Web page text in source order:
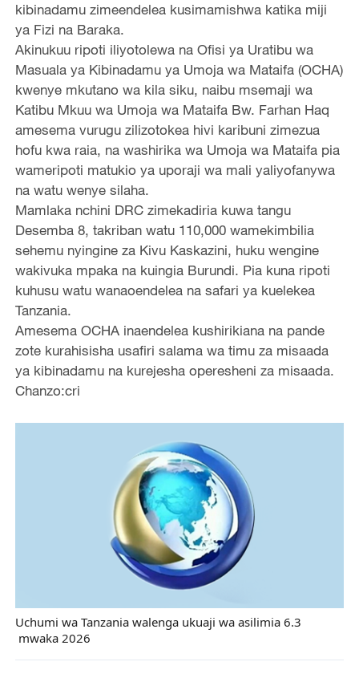
kibinadamu zimeendelea kusimamishwa katika miji
ya Fizi na Baraka.
Akinukuu ripoti iliyotolewa na Ofisi ya Uratibu wa
Masuala ya Kibinadamu ya Umoja wa Mataifa (OCHA)
kwenye mkutano wa kila siku, naibu msemaji wa
Katibu Mkuu wa Umoja wa Mataifa Bw. Farhan Haq
amesema vurugu zilizotokea hivi karibuni zimezua
hofu kwa raia, na washirika wa Umoja wa Mataifa pia
wameripoti matukio ya uporaji wa mali yaliyofanywa
na watu wenye silaha.
Mamlaka nchini DRC zimekadiria kuwa tangu
Desemba 8, takriban watu 110,000 wamekimbilia
sehemu nyingine za Kivu Kaskazini, huku wengine
wakivuka mpaka na kuingia Burundi. Pia kuna ripoti
kuhusu watu wanaoendelea na safari ya kuelekea
Tanzania.
Amesema OCHA inaendelea kushirikiana na pande
zote kurahisisha usafiri salama wa timu za misaada
ya kibinadamu na kurejesha operesheni za misaada.
Chanzo:cri
Uchumi wa Tanzania walenga ukuaji wa asilimia 6.3
mwaka 2026